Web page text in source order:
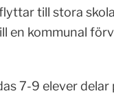
till stora
en kommunal
7-9 elever delar